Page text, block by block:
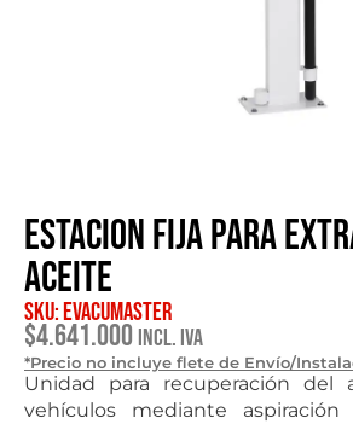
Estacion Fija para
Aceite
SKU: EVACUMASTER
$4.641.000 Incl. IVA
*Precio no incluye flete de Envío/
Unidad para recuperación del
vehículos mediante